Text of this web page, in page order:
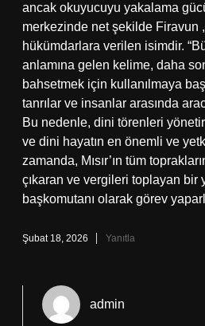
ancak okuyucuyu yakalama gücü
merkezinde net şekilde Firavun ,
hükümdarlara verilen isimdir.
anlamına gelen kelime, daha
bahsetmek için kullanılmaya
tanrılar ve insanlar arasında
Bu nedenle, dini törenleri
ve dini hayatın en önemli ve
zamanda, Mısır’ın tüm
çıkaran ve vergileri toplayan bir
başkomutanı olarak görev
Şubat 18, 2026 Yanıtla
admin